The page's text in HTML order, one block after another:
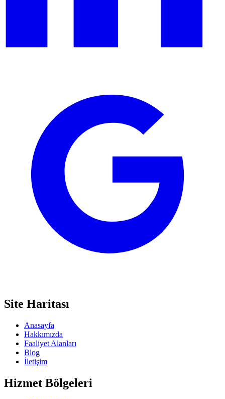
Site Haritası
Anasayfa
Hakkımızda
Faaliyet Alanları
Blog
İletişim
Hizmet Bölgeleri